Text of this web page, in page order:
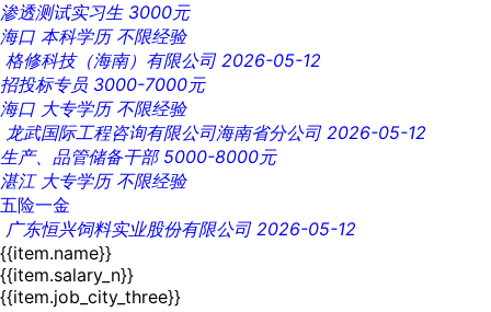
渗透测试实习生 3000元
海口 本科学历 不限经验
格修科技（海南）有限公司 2026-05-12
招投标专员 3000-7000元
海口 大专学历 不限经验
龙武国际工程咨询有限公司海南省分公司 2026-05-12
生产、品管储备干部 5000-8000元
湛江 大专学历 不限经验
五险一金
广东恒兴饲料实业股份有限公司 2026-05-12
{{item.name}}
{{item.salary_n}}
{{item.job_city_three}}